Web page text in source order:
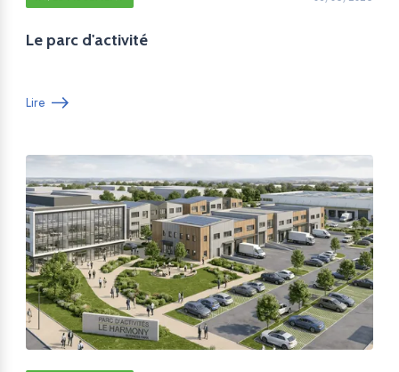
Le parc d'activité
Lire